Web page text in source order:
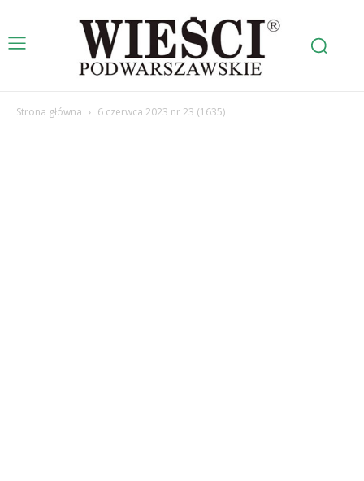
Strona główna 6 czerwca 2023 nr 23 (1635)